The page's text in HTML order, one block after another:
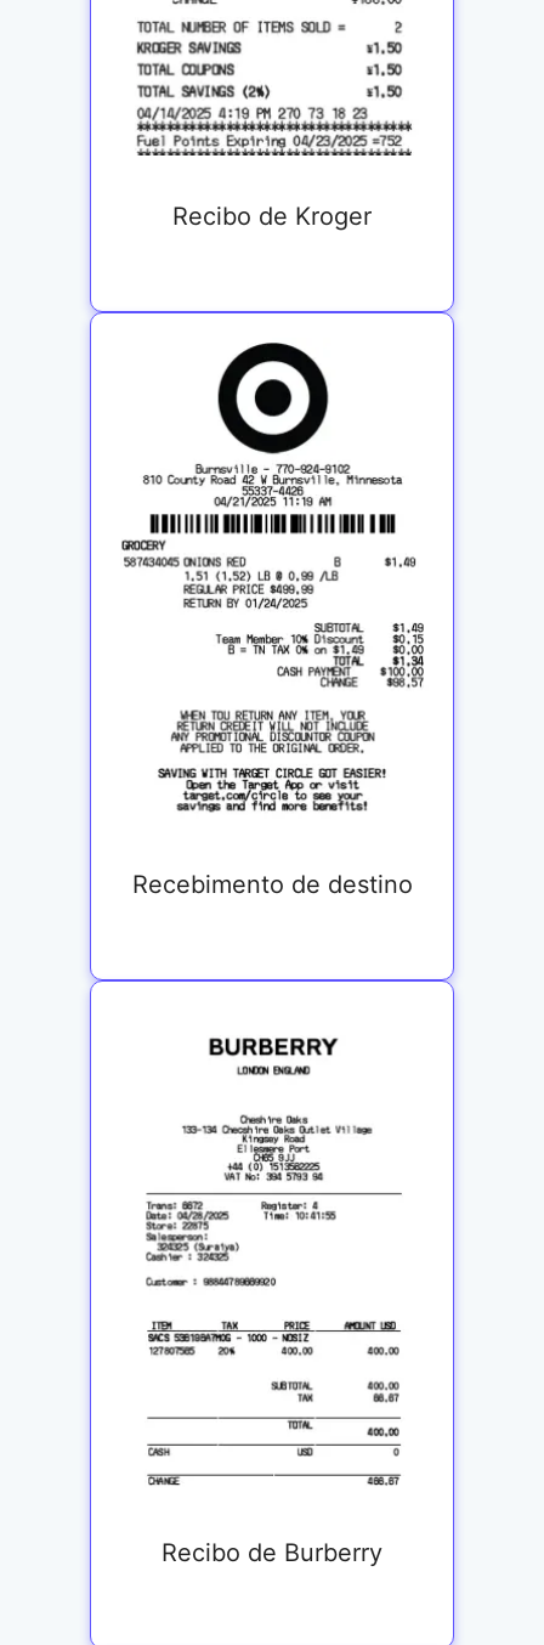
Recibo de Kroger
Recebimento de destino
Recibo de Burberry